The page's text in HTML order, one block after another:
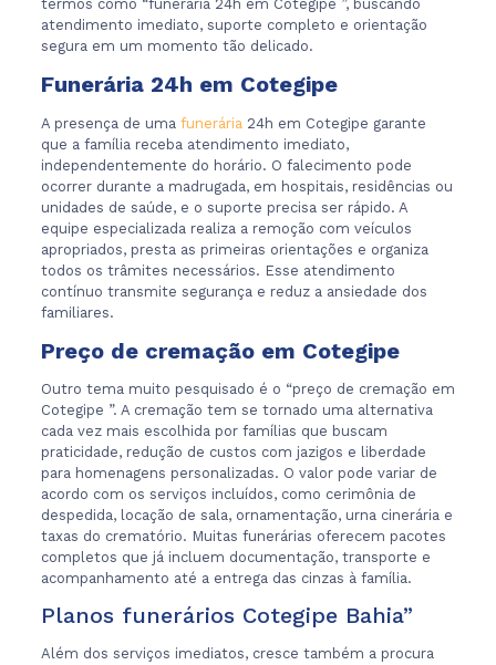
termos como “funerária 24h em Cotegipe ”, buscando
atendimento imediato, suporte completo e orientação
segura em um momento tão delicado.
Funerária 24h em Cotegipe
A presença de uma funerária24h em Cotegipe garante
que a família receba atendimento imediato,
independentemente do horário. O falecimento pode
ocorrer durante a madrugada, em hospitais, residências ou
unidades de saúde, e o suporte precisa ser rápido. A
equipe especializada realiza a remoção com veículos
apropriados, presta as primeiras orientações e organiza
todos os trâmites necessários. Esse atendimento
contínuo transmite segurança e reduz a ansiedade dos
familiares.
Preço de cremação em Cotegipe
Outro tema muito pesquisado é o “preço de cremação em
Cotegipe ”. A cremação tem se tornado uma alternativa
cada vez mais escolhida por famílias que buscam
praticidade, redução de custos com jazigos e liberdade
para homenagens personalizadas. O valor pode variar de
acordo com os serviços incluídos, como cerimônia de
despedida, locação de sala, ornamentação, urna cinerária e
taxas do crematório. Muitas funerárias oferecem pacotes
completos que já incluem documentação, transporte e
acompanhamento até a entrega das cinzas à família.
Planos funerários Cotegipe Bahia”
Além dos serviços imediatos, cresce também a procura